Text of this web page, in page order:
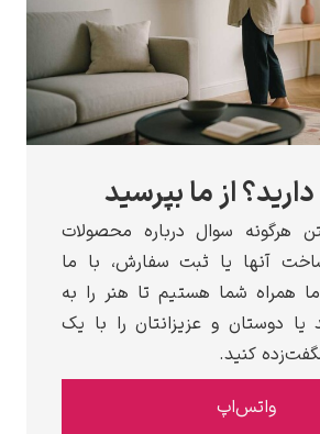
از ما بپرسید
سوال درباره محصولات
آنها یا ثبت سفارش، با ما
شما هستیم تا هنر را به
دوستان و عزیزانتان را با یک
کنید.
واتس‌اپ